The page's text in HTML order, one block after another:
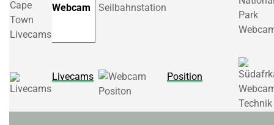
Webcam
Livecams Position